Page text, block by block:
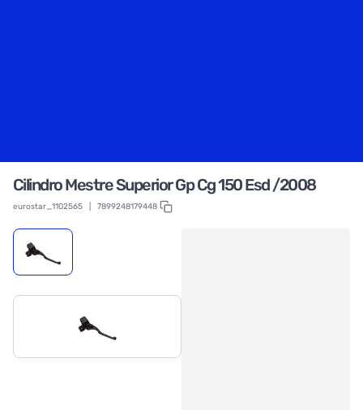
Cilindro Mestre Superior Gp Cg 150 Esd /2008
eurostar_1102565 7899248179448